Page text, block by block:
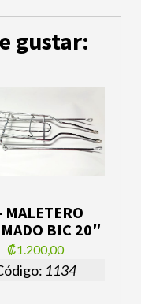
gustar:
MALETERO
BIC 20″
₡1.200,00
1134